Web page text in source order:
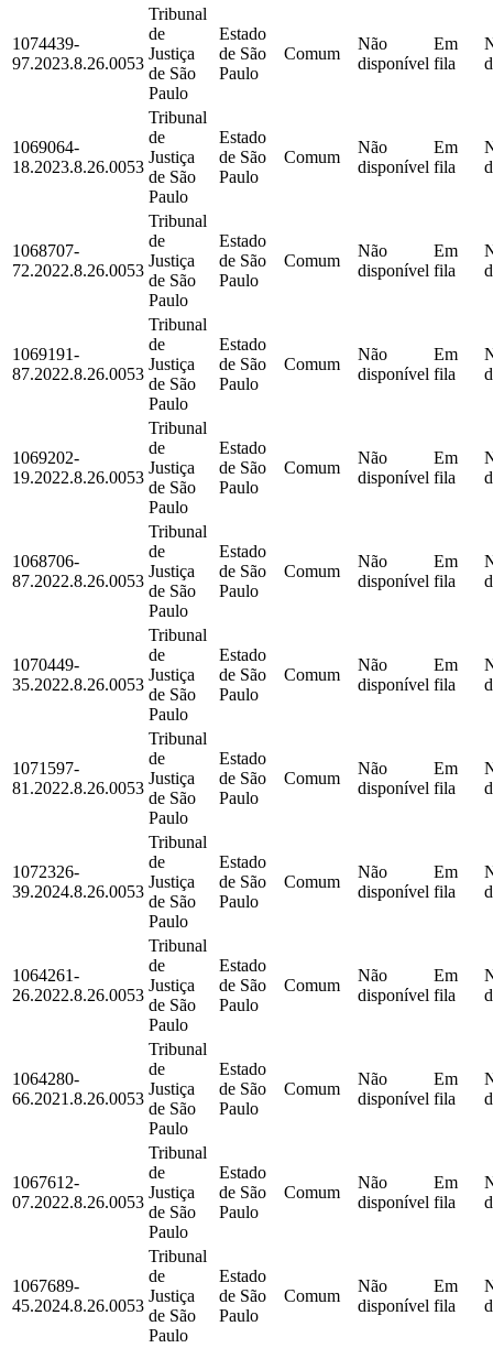
1074439-
97.2023.8.26.0053
Tribunal
de
Justiça
de São
Paulo
Estado
de São
Paulo
Comum
Não
disponível
Em
fila
1069064-
18.2023.8.26.0053
Tribunal
de
Justiça
de São
Paulo
Estado
de São
Paulo
Comum
Não
disponível
Em
fila
1068707-
72.2022.8.26.0053
Tribunal
de
Justiça
de São
Paulo
Estado
de São
Paulo
Comum
Não
disponível
Em
fila
1069191-
87.2022.8.26.0053
Tribunal
de
Justiça
de São
Paulo
Estado
de São
Paulo
Comum
Não
disponível
Em
fila
1069202-
19.2022.8.26.0053
Tribunal
de
Justiça
de São
Paulo
Estado
de São
Paulo
Comum
Não
disponível
Em
fila
1068706-
87.2022.8.26.0053
Tribunal
de
Justiça
de São
Paulo
Estado
de São
Paulo
Comum
Não
disponível
Em
fila
1070449-
35.2022.8.26.0053
Tribunal
de
Justiça
de São
Paulo
Estado
de São
Paulo
Comum
Não
disponível
Em
fila
1071597-
81.2022.8.26.0053
Tribunal
de
Justiça
de São
Paulo
Estado
de São
Paulo
Comum
Não
disponível
Em
fila
1072326-
39.2024.8.26.0053
Tribunal
de
Justiça
de São
Paulo
Estado
de São
Paulo
Comum
Não
disponível
Em
fila
1064261-
26.2022.8.26.0053
Tribunal
de
Justiça
de São
Paulo
Estado
de São
Paulo
Comum
Não
disponível
Em
fila
1064280-
66.2021.8.26.0053
Tribunal
de
Justiça
de São
Paulo
Estado
de São
Paulo
Comum
Não
disponível
Em
fila
1067612-
07.2022.8.26.0053
Tribunal
de
Justiça
de São
Paulo
Estado
de São
Paulo
Comum
Não
disponível
Em
fila
1067689-
45.2024.8.26.0053
Tribunal
de
Justiça
de São
Paulo
Estado
de São
Paulo
Comum
Não
disponível
Em
fila